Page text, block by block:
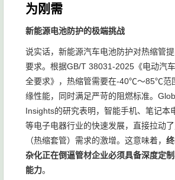
为刚需
新能源电池防护的极端挑战
说实话，新能源汽车电池防护对热缩管
要求。根据GB/T 38031-2025《电动汽
全要求》，热缩管需要在-40℃～85℃范
缘性能，同时满足严苛的阻燃标准。
Insights的研究表明，智能手机、笔记本
等电子电器行业的快速发展，直接拉动
（热缩套管）需求的激增。这意味着，
杂化正在倒逼管材企业必须具备深度定
能力。